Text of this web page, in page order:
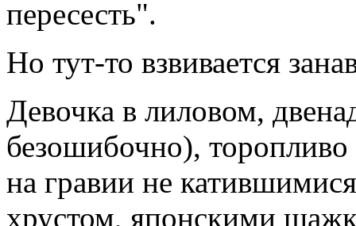
пересесть".
Но тут-то взвивается
Девочка в лиловом,
безошибочно), торопливо
на гравии не
хрустом, японскими